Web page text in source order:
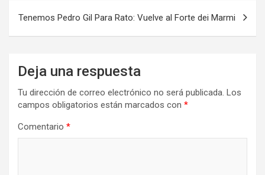
entradas
Tenemos Pedro Gil Para Rato: Vuelve al Forte dei Marmi
Deja una respuesta
Tu dirección de correo electrónico no será publicada. Los
campos obligatorios están marcados con *
Comentario *